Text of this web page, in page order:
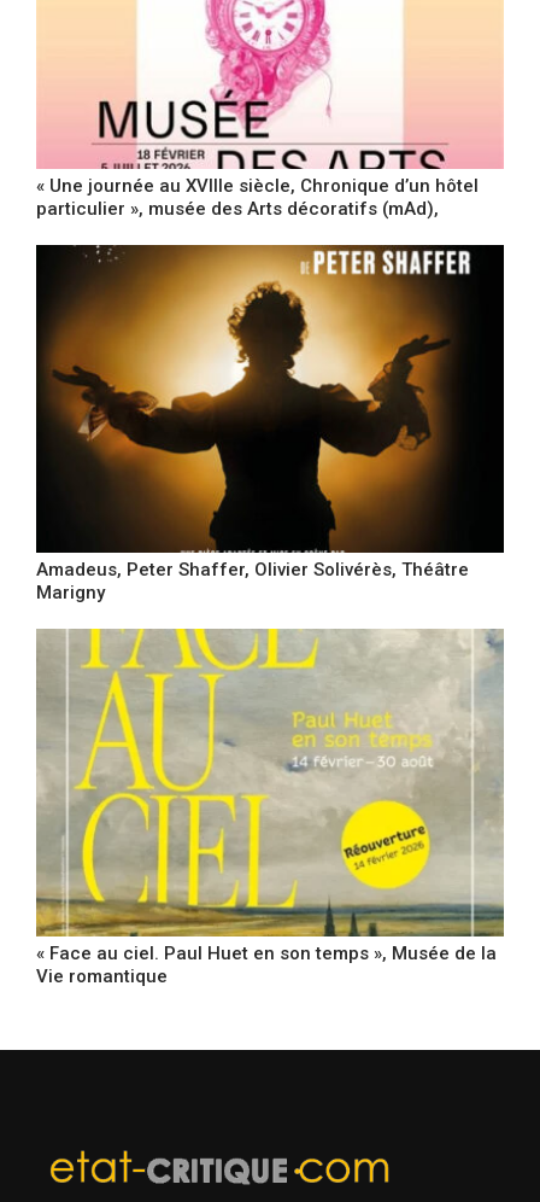
« Une journée au XVIIIe siècle, Chronique d’un hôtel
particulier », musée des Arts décoratifs (mAd),
Amadeus, Peter Shaffer, Olivier Solivérès, Théâtre
Marigny
« Face au ciel. Paul Huet en son temps », Musée de la
Vie romantique